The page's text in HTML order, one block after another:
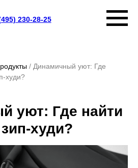
Динамичный уют: Где
худи?
уют: Где найти
худи?